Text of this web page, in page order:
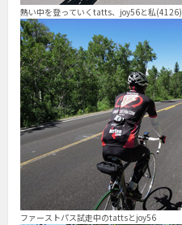
熱い中を登っていくtatts、joy56と私(4126)
ファーストパス試走中のtattsとjoy56